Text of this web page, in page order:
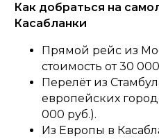
Как добраться на
Касабланки
Прямой рейс из
стоимость от 30
Перелёт из
европейских
000 руб.).
Из Европы в